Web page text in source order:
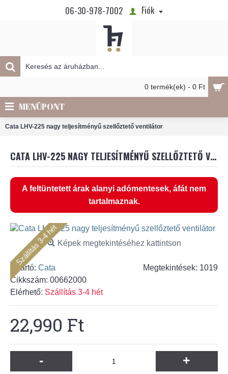
06-30-978-7002 Fiók
0 termék(ek) - 0 Ft
MENÜPONT
Cata LHV-225 nagy teljesítményű szellőztető ventilátor
CATA LHV-225 NAGY TELJESÍTMÉNYŰ SZELLŐZTETŐ VENTILÁTOR
A feltüntetett árak alanyi adómentesek, áfát nem
tartalmaznak.
Szállítás 3-4 hétKépek megtekintéséhez kattintson
Megtekintések: 1019
Gyártó: Cata
Cikkszám: 00662000
Elérhető: Szállítás 3-4 hét
22,990 Ft
- +